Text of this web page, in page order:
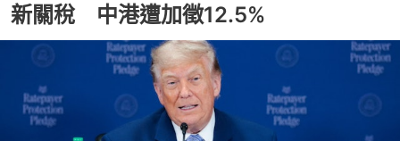
新關稅 中港遭加徵12.5%